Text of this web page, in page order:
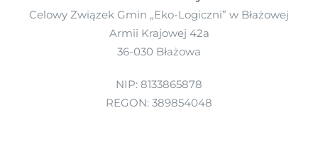
Harmonogram Odbioru Odpadów Komunalnych
Informacje dla właścicieli nieruchomości
gospodarowania odpadami komunalnymi
RAPORT O STANIE DOSTĘPNOŚCI
STOWARZYSZENIA I ZWIĄZKI CZŁONKOWSKIE
SPÓŁKI Z UDZIAŁEM CZG „EKO-LOGICZNI”
Celowy Związek Gmin „Eko-Logiczni” w Błażowej
Armii Krajowej 42a
36-030 Błażowa
NIP: 8133865878
REGON: 389854048